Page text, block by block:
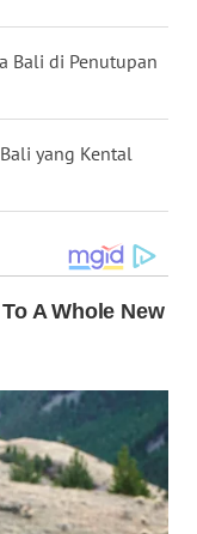
Bali di Penutupan
yang Kental